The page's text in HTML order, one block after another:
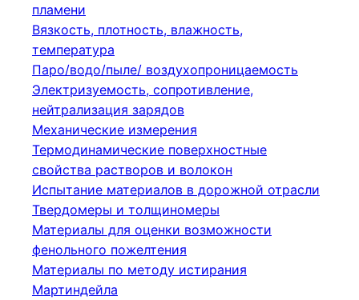
пламени
Вязкость, плотность, влажность,
температура
Паро/водо/пыле/ воздухопроницаемость
Электризуемость, сопротивление,
нейтрализация зарядов
Механические измерения
Термодинамические поверхностные
свойства растворов и волокон
Испытание материалов в дорожной отрасли
Твердомеры и толщиномеры
Материалы для оценки возможности
фенольного пожелтения
Материалы по методу истирания
Мартиндейла